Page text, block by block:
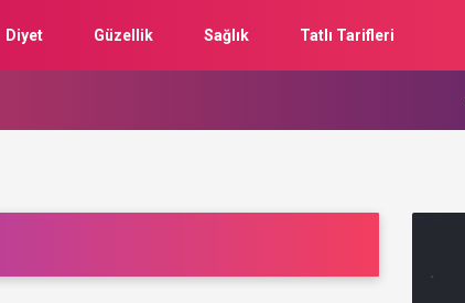
Diyet Güzellik Sağlık Tatlı Tarifleri